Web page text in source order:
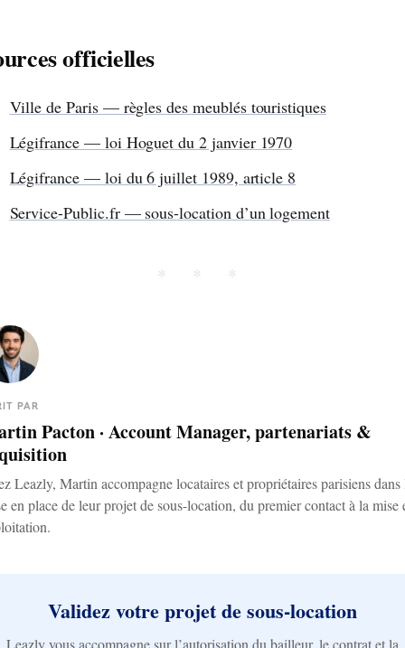
officielles
Ville de Paris — règles des meublés touristiques
Légifrance — loi Hoguet du 2 janvier 1970
Légifrance — loi du 6 juillet 1989, article 8
Service-Public.fr — sous-location d’un logement
PAR
Pacton· Account Manager, partenariats &
Leazly, Martin accompagne locataires et propriétaires parisiens dans
en place de leur projet de sous-location, du premier contact à la mise
Validez votre projet de sous-location
Leazly vous accompagne sur l’autorisation du bailleur, le contrat et la